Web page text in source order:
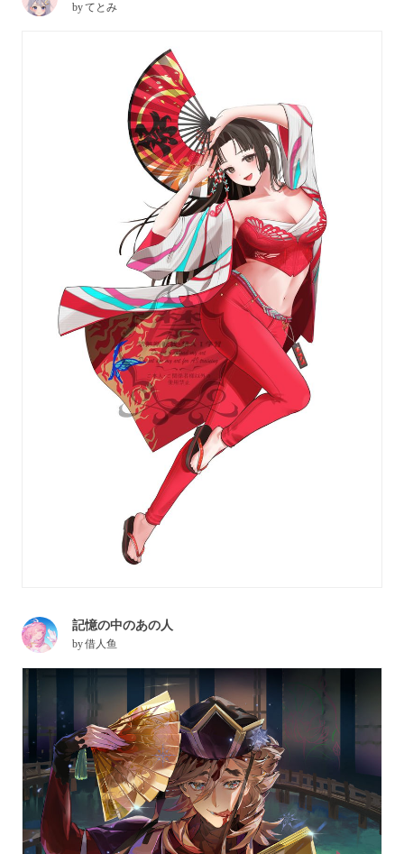
byてとみ
記憶の中のあの人
by借人鱼